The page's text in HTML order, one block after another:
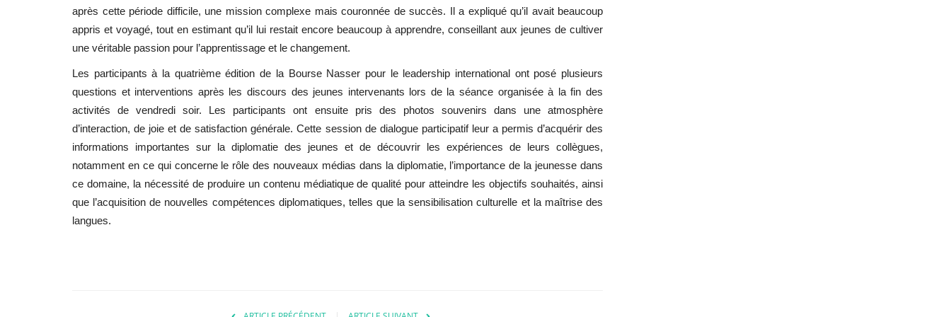
après cette période difficile, une mission complexe mais couronnée de succès. Il a expliqué qu’il avait beaucoup
appris et voyagé, tout en estimant qu’il lui restait encore beaucoup à apprendre, conseillant aux jeunes de cultiver
une véritable passion pour l’apprentissage et le changement.
Les participants à la quatrième édition de la Bourse Nasser pour le leadership internationalont posé plusieurs
questions et interventions après les discours des jeunes intervenants lors de la séance organisée à la fin des
activités de vendredi soir. Les participants ont ensuite pris des photos souvenirs dans une atmosphère
d’interaction, de joie et de satisfaction générale. Cette session de dialogue participatif leur a permis d’acquérir des
informations importantes sur la diplomatie des jeunes et de découvrir les expériences de leurs collègues,
notamment en ce qui concerne le rôle des nouveaux médias dans la diplomatie, l’importance de la jeunesse dans
ce domaine, la nécessité de produire un contenu médiatique de qualité pour atteindre les objectifs souhaités, ainsi
que l’acquisition de nouvelles compétences diplomatiques, telles que la sensibilisation culturelle et la maîtrise des
langues.